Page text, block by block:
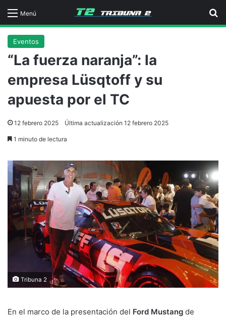
Menú
Eventos
“La fuerza naranja”: la
empresa Lüsqtoff y su
apuesta por el TC
12 febrero 2025 Última actualización 12 febrero 2025
1 minuto de lectura
Tribuna 2
En el marco de la presentación del Ford Mustang de